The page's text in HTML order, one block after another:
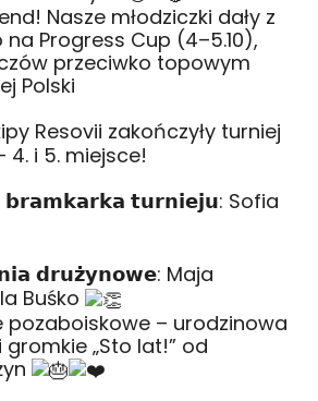
Nasze młodziczki dały z
Progress Cup (4–5.10),
przeciwko topowym
Polski
Resovii zakończyły turniej
4. i 5. miejsce!
𝗯𝗿𝗮𝗺𝗸𝗮𝗿𝗸𝗮 𝘁𝘂𝗿𝗻𝗶𝗲𝗷𝘂: Sofia
𝗱𝗿𝘂𝘇̇𝘆𝗻𝗼𝘄𝗲: Maja
Buśko
pozaboiskowe – urodzinowa
„Sto lat!” od